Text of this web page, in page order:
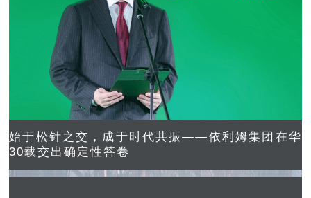
始于松针之交，成于时代共振——依利姆集团在华
30载交出确定性答卷